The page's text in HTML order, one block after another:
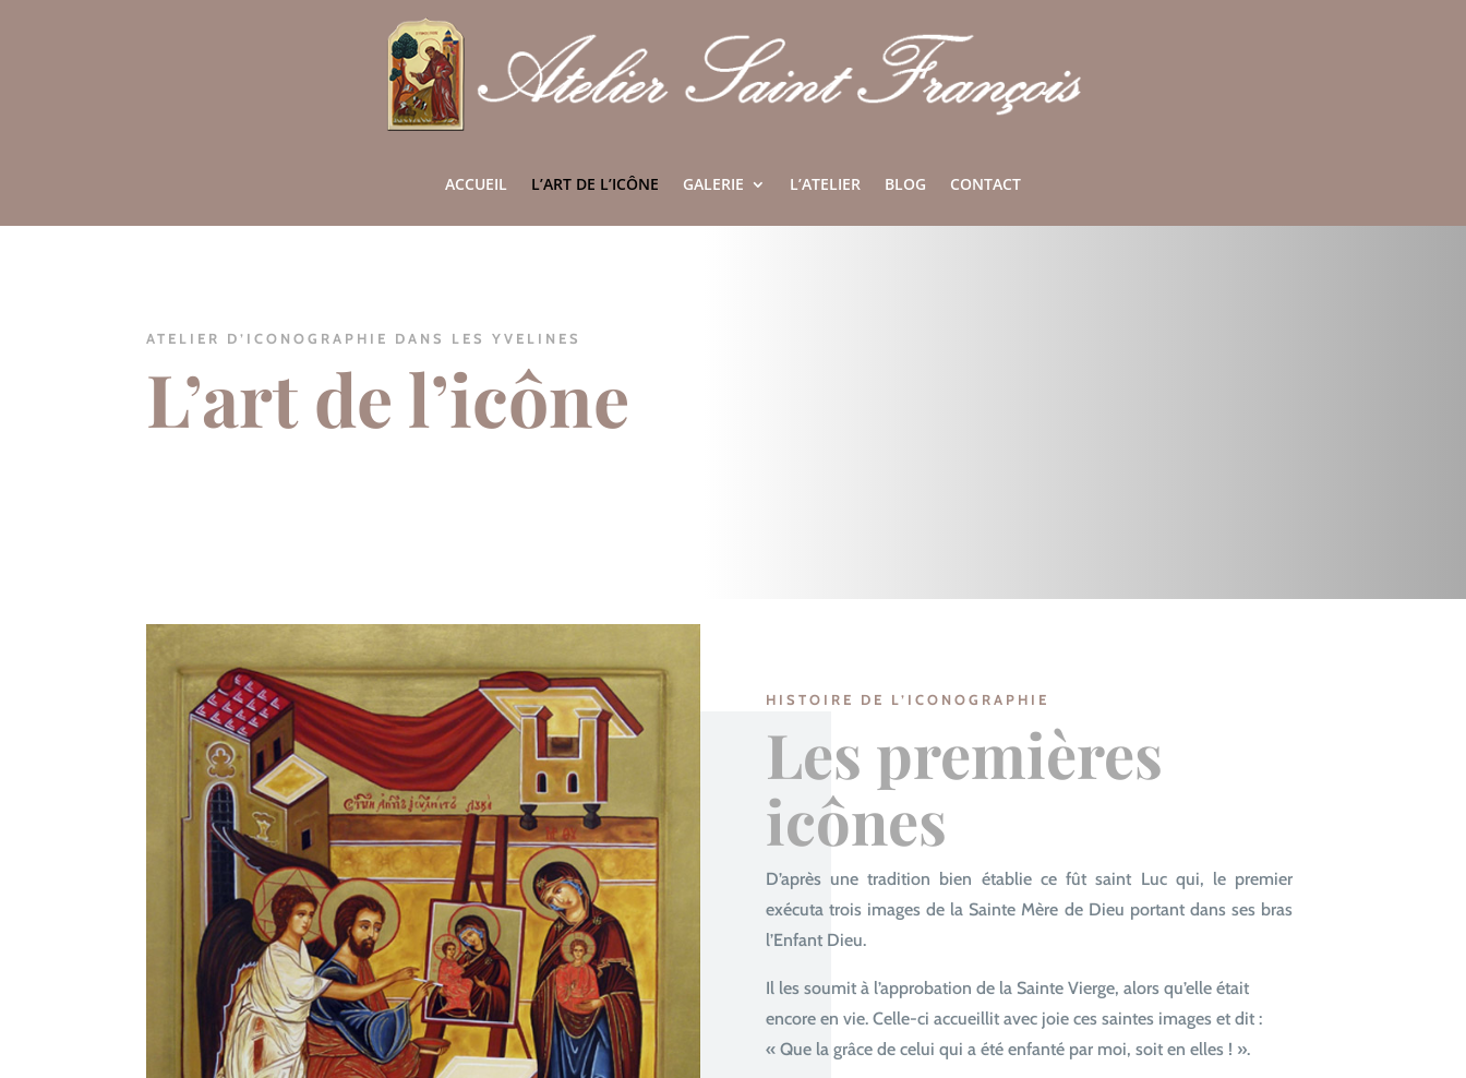
ACCUEIL L’ART DE L’ICÔNE GALERIE L’ATELIER BLOG CONTACT
ATELIER D’ICONOGRAPHIE DANS LES YVELINES
L’art de l’icône
HISTOIRE DE L’ICONOGRAPHIE
Les premières
icônes
D’après une tradition bien établie ce fût saint Luc qui, le premier
exécuta trois images de la Sainte Mère de Dieu portant dans ses bras
l’Enfant Dieu.
Il les soumit à l’approbation de la Sainte Vierge, alors qu’elle était
encore en vie. Celle-ci accueillit avec joie ces saintes images et dit :
« Que la grâce de celui qui a été enfanté par moi, soit en elles ! ».